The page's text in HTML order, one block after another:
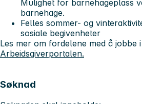
Mulighet for barnehageplass
barnehage.
Felles sommer- og
sosiale begivenheter
Les mer om fordelene med å jobbe
Arbeidsgiverportalen.
Søknad